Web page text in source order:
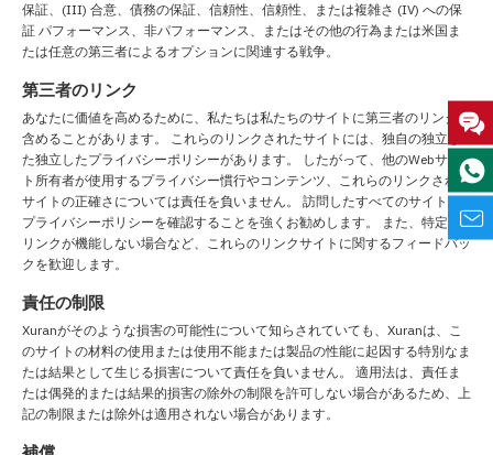
保証、(III) 合意、債務の保証、信頼性、信頼性、または複雑さ (IV) への保
証 パフォーマンス、非パフォーマンス、またはその他の行為または米国ま
たは任意の第三者によるオプションに関連する戦争。
第三者のリンク
あなたに価値を高めるために、私たちは私たちのサイトに第三者のリンクを
含めることがあります。 これらのリンクされたサイトには、独自の独立し
た独立したプライバシーポリシーがあります。 したがって、他のWebサイ
ト所有者が使用するプライバシー慣行やコンテンツ、これらのリンクされた
サイトの正確さについては責任を負いません。 訪問したすべてのサイトの
プライバシーポリシーを確認することを強くお勧めします。 また、特定の
リンクが機能しない場合など、これらのリンクサイトに関するフィードバッ
クを歓迎します。
責任の制限
Xuranがそのような損害の可能性について知らされていても、Xuranは、こ
のサイトの材料の使用または使用不能または製品の性能に起因する特別なま
たは結果として生じる損害について責任を負いません。 適用法は、責任ま
たは偶発的または結果的損害の除外の制限を許可しない場合があるため、上
記の制限または除外は適用されない場合があります。